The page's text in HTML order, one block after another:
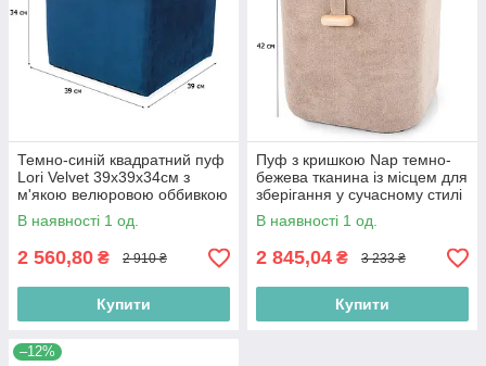
Темно-синій квадратний пуф
Lori Velvet 39х39х34см з
м'якою велюровою оббивкою
в вітальню
В наявності 1 од.
2 560,80 ₴ 2 910 ₴
Купити
Пуф з кришкою Nap темно-
бежева тканина із місцем для
зберігання у сучасному стилі
В наявності 1 од.
2 845,04 ₴ 3 233 ₴
Купити
–12%